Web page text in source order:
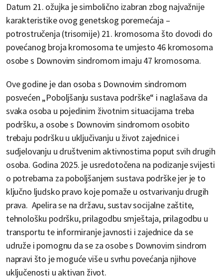
Datum 21. ožujka je simbolično izabran zbog najvažnije
karakteristike ovog genetskog poremećaja –
potrostručenja (trisomije) 21. kromosoma što dovodi do
povećanog broja kromosoma te umjesto 46 kromosoma
osobe s Downovim sindromom imaju 47 kromosoma.
Ove godine je dan osoba s Downovim sindromom
posvećen „Poboljšanju sustava podrške“ i naglašava da
svaka osoba u pojedinim životnim situacijama treba
podršku, a osobe s Downovim sindromom osobito
trebaju podršku u uključivanju u život zajednice i
sudjelovanju u društvenim aktivnostima poput svih drugih
osoba. Godina 2025. je usredotočena na podizanje svijesti
o potrebama za poboljšanjem sustava podrške jer je to
ključno ljudsko pravo koje pomaže u ostvarivanju drugih
prava. Apelira se na državu, sustav socijalne zaštite,
tehnološku podršku, prilagodbu smještaja, prilagodbu u
transportu te informiranje javnosti i zajednice da se
udruže i pomognu da se za osobe s Downovim sindrom
napravi što je moguće više u svrhu povećanja njihove
uključenosti u aktivan život.